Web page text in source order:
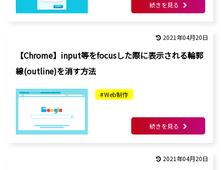
続きを見る
【Chrome】input等をfocusした際に表示される輪郭
線(outline)を消す方法
2021年04月20日
Web制作
続きを見る
2021年04月20日